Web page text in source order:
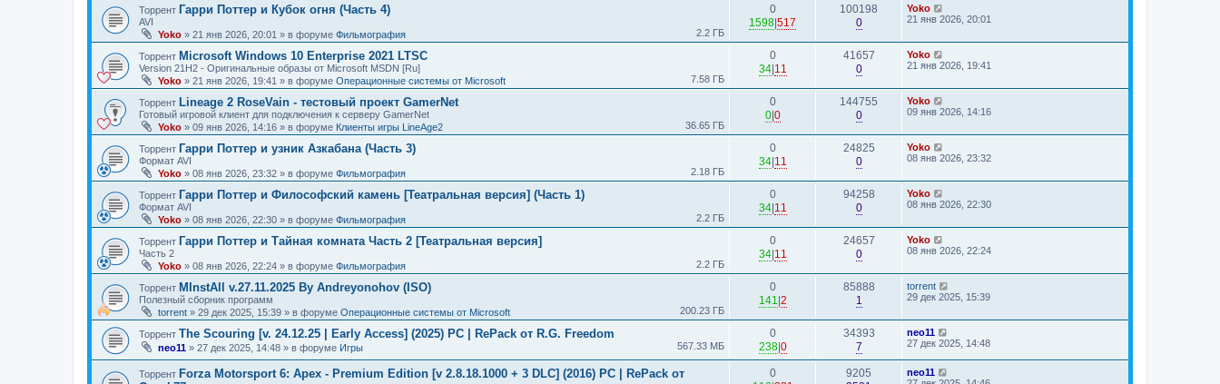
Торрент Гарри Поттер и Кубок огня (Часть 4)
AVI
Yoko » 21 янв 2026, 20:01 » в форуме Фильмография 2.2 ГБ
0
1598 517
100198
0
Yoko
21 янв 2026, 20:01
Торрент Microsoft Windows 10 Enterprise 2021 LTSC
Version 21H2 - Оригинальные образы от Microsoft MSDN [Ru]
Yoko » 21 янв 2026, 19:41 » в форуме Операционные системы от Microsoft 7.58 ГБ
0
34| 11
41657
0
Yoko
21 янв 2026, 19:41
Торрент Lineage 2 RoseVain - тестовый проект GamerNet
Готовый игровой клиент для подключения к серверу GamerNet
Yoko » 09 янв 2026, 14:16 » в форуме Клиенты игры LineAge2 36.65 ГБ
0
0| 0
144755
0
Yoko
09 янв 2026, 14:16
Торрент Гарри Поттер и узник Азкабана (Часть 3)
Формат AVI
Yoko » 08 янв 2026, 23:32 » в форуме Фильмография 2.18 ГБ
0
34| 11
24825
0
Yoko
08 янв 2026, 23:32
Торрент Гарри Поттер и Философский камень [Театральная версия] (Часть 1)
Формат AVI
Yoko » 08 янв 2026, 22:30 » в форуме Фильмография 2.2 ГБ
0
34| 11
94258
0
Yoko
08 янв 2026, 22:30
Торрент Гарри Поттер и Тайная комната Часть 2 [Театральная версия]
Часть 2
Yoko » 08 янв 2026, 22:24 » в форуме Фильмография 2.2 ГБ
0
34| 11
24657
0
Yoko
08 янв 2026, 22:24
Торрент MInstAll v.27.11.2025 By Andreyonohov (ISO)
Полезный сборник программ
torrent » 29 дек 2025, 15:39 » в форуме Операционные системы от Microsoft 200.23 ГБ
0
141 2
85888
1
torrent
29 дек 2025, 15:39
Торрент The Scouring [v. 24.12.25 | Early Access] (2025) PC | RePack от R.G. Freedom
neo11 » 27 дек 2025, 14:48 » в форуме Игры 567.33 МБ
0
238| 0
34393
7
neo11
27 дек 2025, 14:48
Торрент Forza Motorsport 6: Apex - Premium Edition [v 2.8.18.1000 + 3 DLC] (2016) PC | RePack от
0
9205
neo11